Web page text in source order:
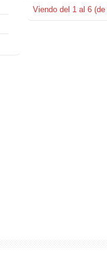
Viendo del 1 al 6 (de